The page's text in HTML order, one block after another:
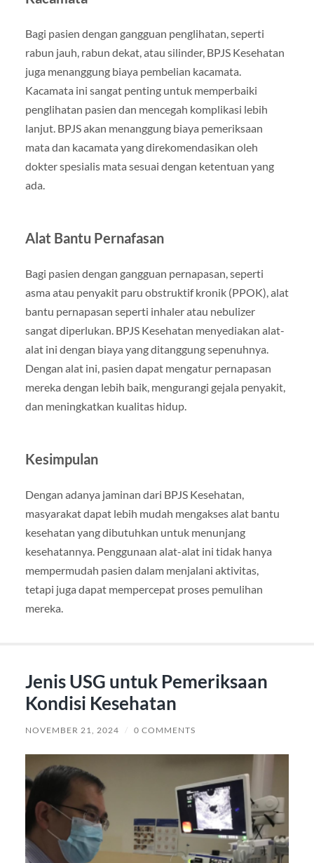
Bagi pasien dengan gangguan penglihatan, seperti
rabun jauh, rabun dekat, atau silinder, BPJS Kesehatan
juga menanggung biaya pembelian kacamata.
Kacamata ini sangat penting untuk memperbaiki
penglihatan pasien dan mencegah komplikasi lebih
lanjut. BPJS akan menanggung biaya pemeriksaan
mata dan kacamata yang direkomendasikan oleh
dokter spesialis mata sesuai dengan ketentuan yang
ada.
Alat Bantu Pernafasan
Bagi pasien dengan gangguan pernapasan, seperti
asma atau penyakit paru obstruktif kronik (PPOK), alat
bantu pernapasan seperti inhaler atau nebulizer
sangat diperlukan. BPJS Kesehatan menyediakan alat-
alat ini dengan biaya yang ditanggung sepenuhnya.
Dengan alat ini, pasien dapat mengatur pernapasan
mereka dengan lebih baik, mengurangi gejala penyakit,
dan meningkatkan kualitas hidup.
Kesimpulan
Dengan adanya jaminan dari BPJS Kesehatan,
masyarakat dapat lebih mudah mengakses alat bantu
kesehatan yang dibutuhkan untuk menunjang
kesehatannya. Penggunaan alat-alat ini tidak hanya
mempermudah pasien dalam menjalani aktivitas,
tetapi juga dapat mempercepat proses pemulihan
mereka.
Jenis USG untuk Pemeriksaan
Kondisi Kesehatan
NOVEMBER 21, 2024 / 0 COMMENTS